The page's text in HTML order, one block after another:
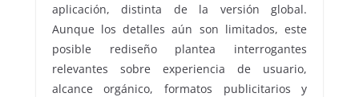
aplicación, distinta de la versión global.
Aunque los detalles aún son limitados, este
posible rediseño plantea interrogantes
relevantes sobre experiencia de usuario,
alcance orgánico, formatos publicitarios y